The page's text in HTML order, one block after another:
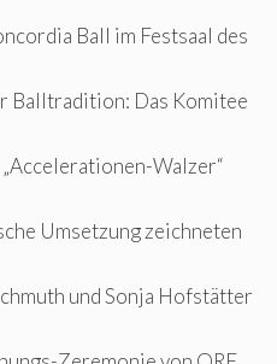
Ball im Festsaal des
Balltradition: Das Komitee
Walzer“
Umsetzung zeichneten
und Sonja Hofstätter